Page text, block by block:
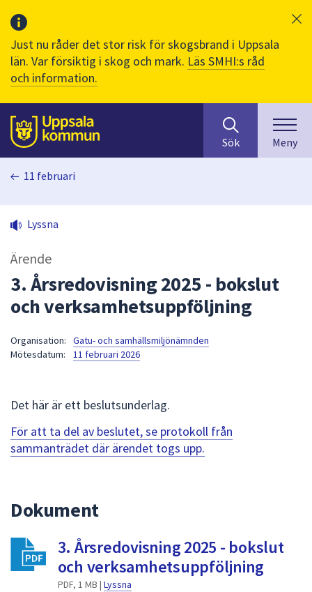
Just nu råder det stor risk för skogsbrand i Uppsala
län. Var försiktig i skog och mark. Läs SMHI:s råd
och information.
Till sidans
huvudinnehåll
efter
innehåll
på
sökfältet
kommer
sökförslag
presenteras
för
att
navigera
för
att
Sök Meny
11 februari
Lyssna
Ärende
3. Årsredovisning 2025 - bokslut
och verksamhetsuppföljning
Organisation:
Gatu- och samhällsmiljönämnden
Mötesdatum:
11 februari 2026
Det här är ett beslutsunderlag.
För att ta del av beslutet, se protokoll från
sammanträdet där ärendet togs upp.
Dokument
3. Årsredovisning 2025 - bokslut
och verksamhetsuppföljning
PDF, 1 MB | Lyssna